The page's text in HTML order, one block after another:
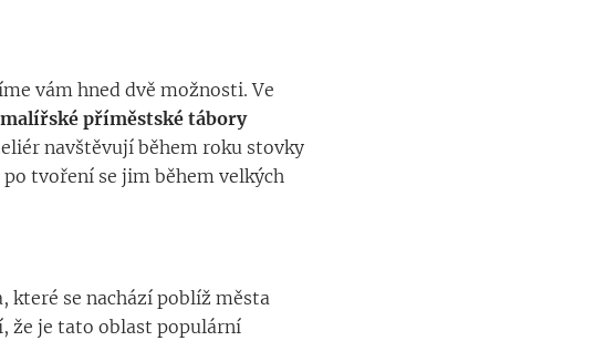
vám hned dvě možnosti. Ve
malířské příměstské tábory
navštěvují během roku stovky
tvoření se jim během velkých
které se nachází poblíž města
že je tato oblast populární